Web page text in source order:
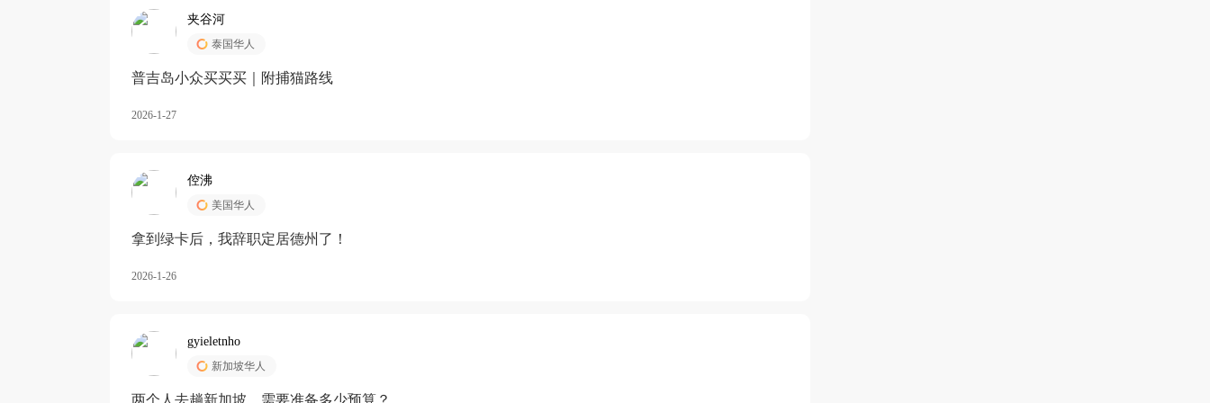
夹谷河
泰国华人
️普吉岛小众买买买｜附捕猫路线
2026-1-27
倥沸
美国华人
拿到绿卡后，我辞职定居德州了！
2026-1-26
gyieletnho
新加坡华人
两个人去趟新加坡，需要准备多少预算？